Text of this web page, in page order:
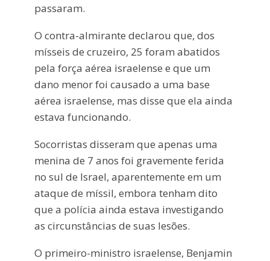
passaram.
O contra-almirante declarou que, dos
mísseis de cruzeiro, 25 foram abatidos
pela força aérea israelense e que um
dano menor foi causado a uma base
aérea israelense, mas disse que ela ainda
estava funcionando.
Socorristas disseram que apenas uma
menina de 7 anos foi gravemente ferida
no sul de Israel, aparentemente em um
ataque de míssil, embora tenham dito
que a polícia ainda estava investigando
as circunstâncias de suas lesões.
O primeiro-ministro israelense, Benjamin